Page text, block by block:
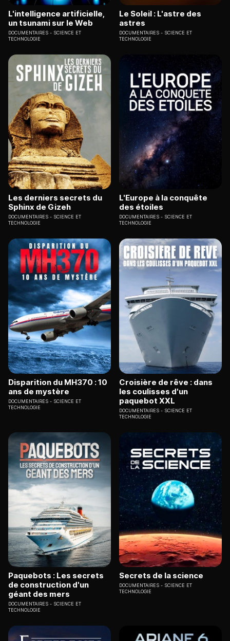
L'intelligence artificielle,
un tsunami sur le Web
DOCUMENTAIRES
SCIENCE ET
TECHNOLOGIE
Le Soleil : L'astre des
astres
DOCUMENTAIRES
SCIENCE ET
TECHNOLOGIE
Les derniers secrets du
Sphinx de Gizeh
DOCUMENTAIRES
SCIENCE ET
TECHNOLOGIE
L'Europe à la conquête
des étoiles
DOCUMENTAIRES
SCIENCE ET
TECHNOLOGIE
Disparition du MH370 : 10
ans de mystère
DOCUMENTAIRES
SCIENCE ET
TECHNOLOGIE
Croisière de rêve : dans
les coulisses d'un
paquebot XXL
DOCUMENTAIRES
SCIENCE ET
TECHNOLOGIE
Paquebots : Les secrets
de construction d'un
géant des mers
DOCUMENTAIRES
SCIENCE ET
TECHNOLOGIE
Secrets de la science
DOCUMENTAIRES
SCIENCE ET
TECHNOLOGIE